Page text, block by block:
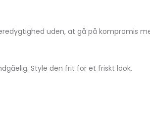
uden, at gå på kompromis
Style den frit for et friskt look.